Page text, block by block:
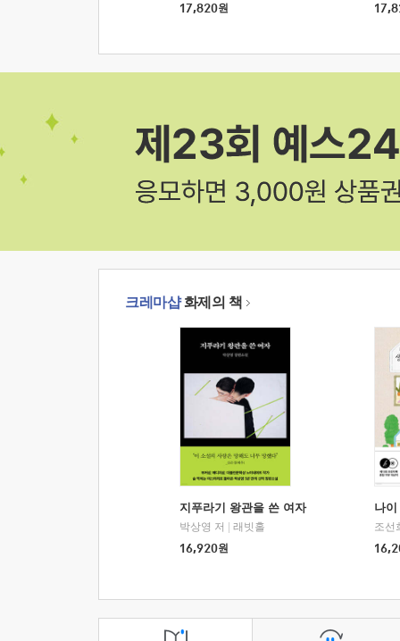
17,820원
크레마샵화제의 책
지푸라기 왕관을 쓴 여자
박상영 저
래빗홀
16,920원
나
조선